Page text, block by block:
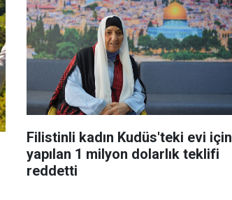
Filistinli kadın Kudüs'teki evi için
yapılan 1 milyon dolarlık teklifi
reddetti